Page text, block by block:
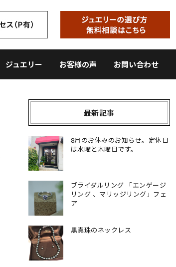
ジュエリー お客様の声 お問い合わせ
最新記事
8月のお休みのお知らせ。定休日
は水曜と木曜日です。
ブライダルリング 「エンゲージ
リング 、マリッジリング」フェ
ア
黒真珠のネックレス